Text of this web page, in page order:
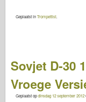
Geplaatst inTrompettist
Sovjet D-30
Vroege
Geplaatst opdinsdag 12 september 2012